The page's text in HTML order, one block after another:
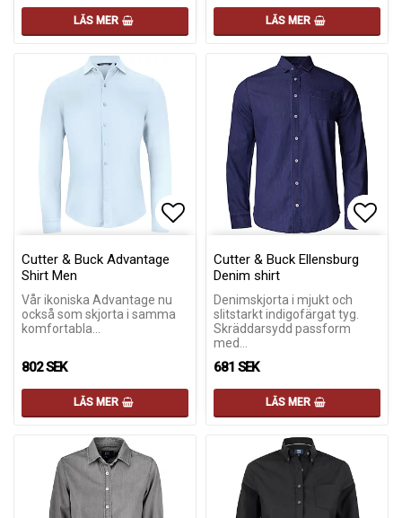
LÄS MER LÄS MER
Lägg till i favoritlistan
Lägg till i favoritlistan
Cutter & Buck Advantage
Shirt Men
Vår ikoniska Advantage nu
också som skjorta i samma
komfortabla…
802 SEK
LÄS MER
Cutter & Buck Ellensburg
Denim shirt
Denimskjorta i mjukt och
slitstarkt indigofärgat tyg.
Skräddarsydd passform
med…
681 SEK
LÄS MER